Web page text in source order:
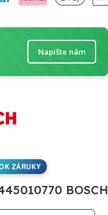
Napište nám
ZÁRUKY
BOSCH